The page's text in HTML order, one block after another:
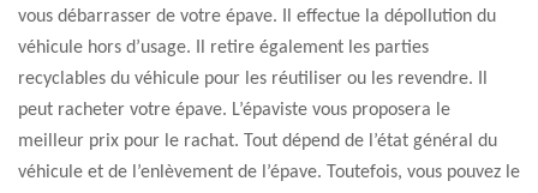
vous débarrasser de votre épave. Il effectue la dépollution du
véhicule hors d’usage. Il retire également les parties
recyclables du véhicule pour les réutiliser ou les revendre. Il
peut racheter votre épave. L’épaviste vous proposera le
meilleur prix pour le rachat. Tout dépend de l’état général du
véhicule et de l’enlèvement de l’épave. Toutefois, vous pouvez le